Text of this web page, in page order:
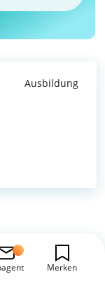
Merken
Ausbildung